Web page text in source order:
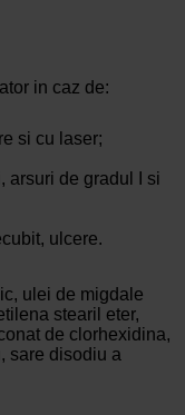
in caz de:
si cu laser;
arsuri de gradul I si
ulcere.
ulei de migdale
stearil eter,
de clorhexidina,
sare disodiu a